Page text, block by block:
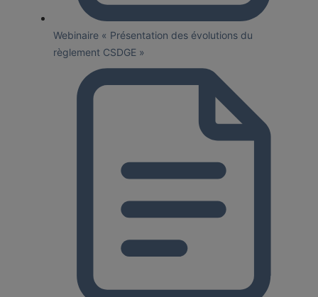
Webinaire « Présentation des évolutions du
règlement CSDGE »